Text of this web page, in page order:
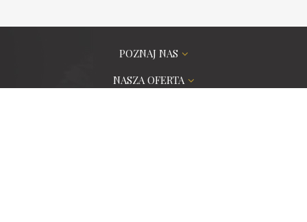
POZNAJ NAS
NASZA OFERTA